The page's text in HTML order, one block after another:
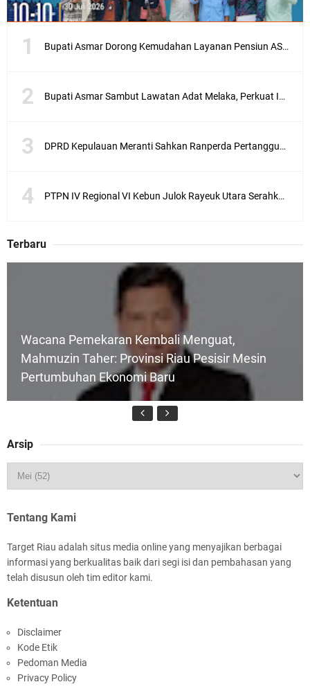
Bupati Asmar Dorong Kemudahan Layanan Pensiun ASN melalui Sinergi dengan BRK Syariah
Bupati Asmar Sambut Lawatan Adat Melaka, Perkuat Ikatan Serumpun Indonesia–Malaysia di Kepulauan Meranti
DPRD Kepulauan Meranti Sahkan Ranperda Pertanggungjawaban APBD 2025, Pemkab Siap Tindaklanjuti 11 Rekomendasi Banggar
PTPN IV Regional VI Kebun Julok Rayeuk Utara Serahkan Bantuan Mesin Genset untuk Dayah Darul Fata
Terbaru
Wacana Pemekaran Kembali Menguat,
Mahmuzin Taher: Provinsi Riau Pesisir Mesin
Pertumbuhan Ekonomi Baru
HUT IBI Ke-75, Bupati Asmar: Bidan Garda
2045
Meranti Ditepungtawari, Sinergi Adat hingga
Green Policing Menguat
Arsip
Tentang Kami
Target Riau adalah situs media online yang menyajikan berbagai
informasi yang berkualitas baik dari segi isi dan pembahasan yang
telah disusun oleh tim editor kami.
Ketentuan
Disclaimer
Kode Etik
Pedoman Media
Privacy Policy